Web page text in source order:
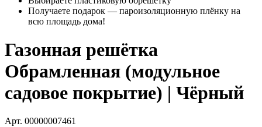
Получаете подарок — пароизоляционную плёнку на
всю площадь дома!
Газонная решётка
Обрамленная (модульное
садовое покрытие) | Чёрный
Арт. 00000007461